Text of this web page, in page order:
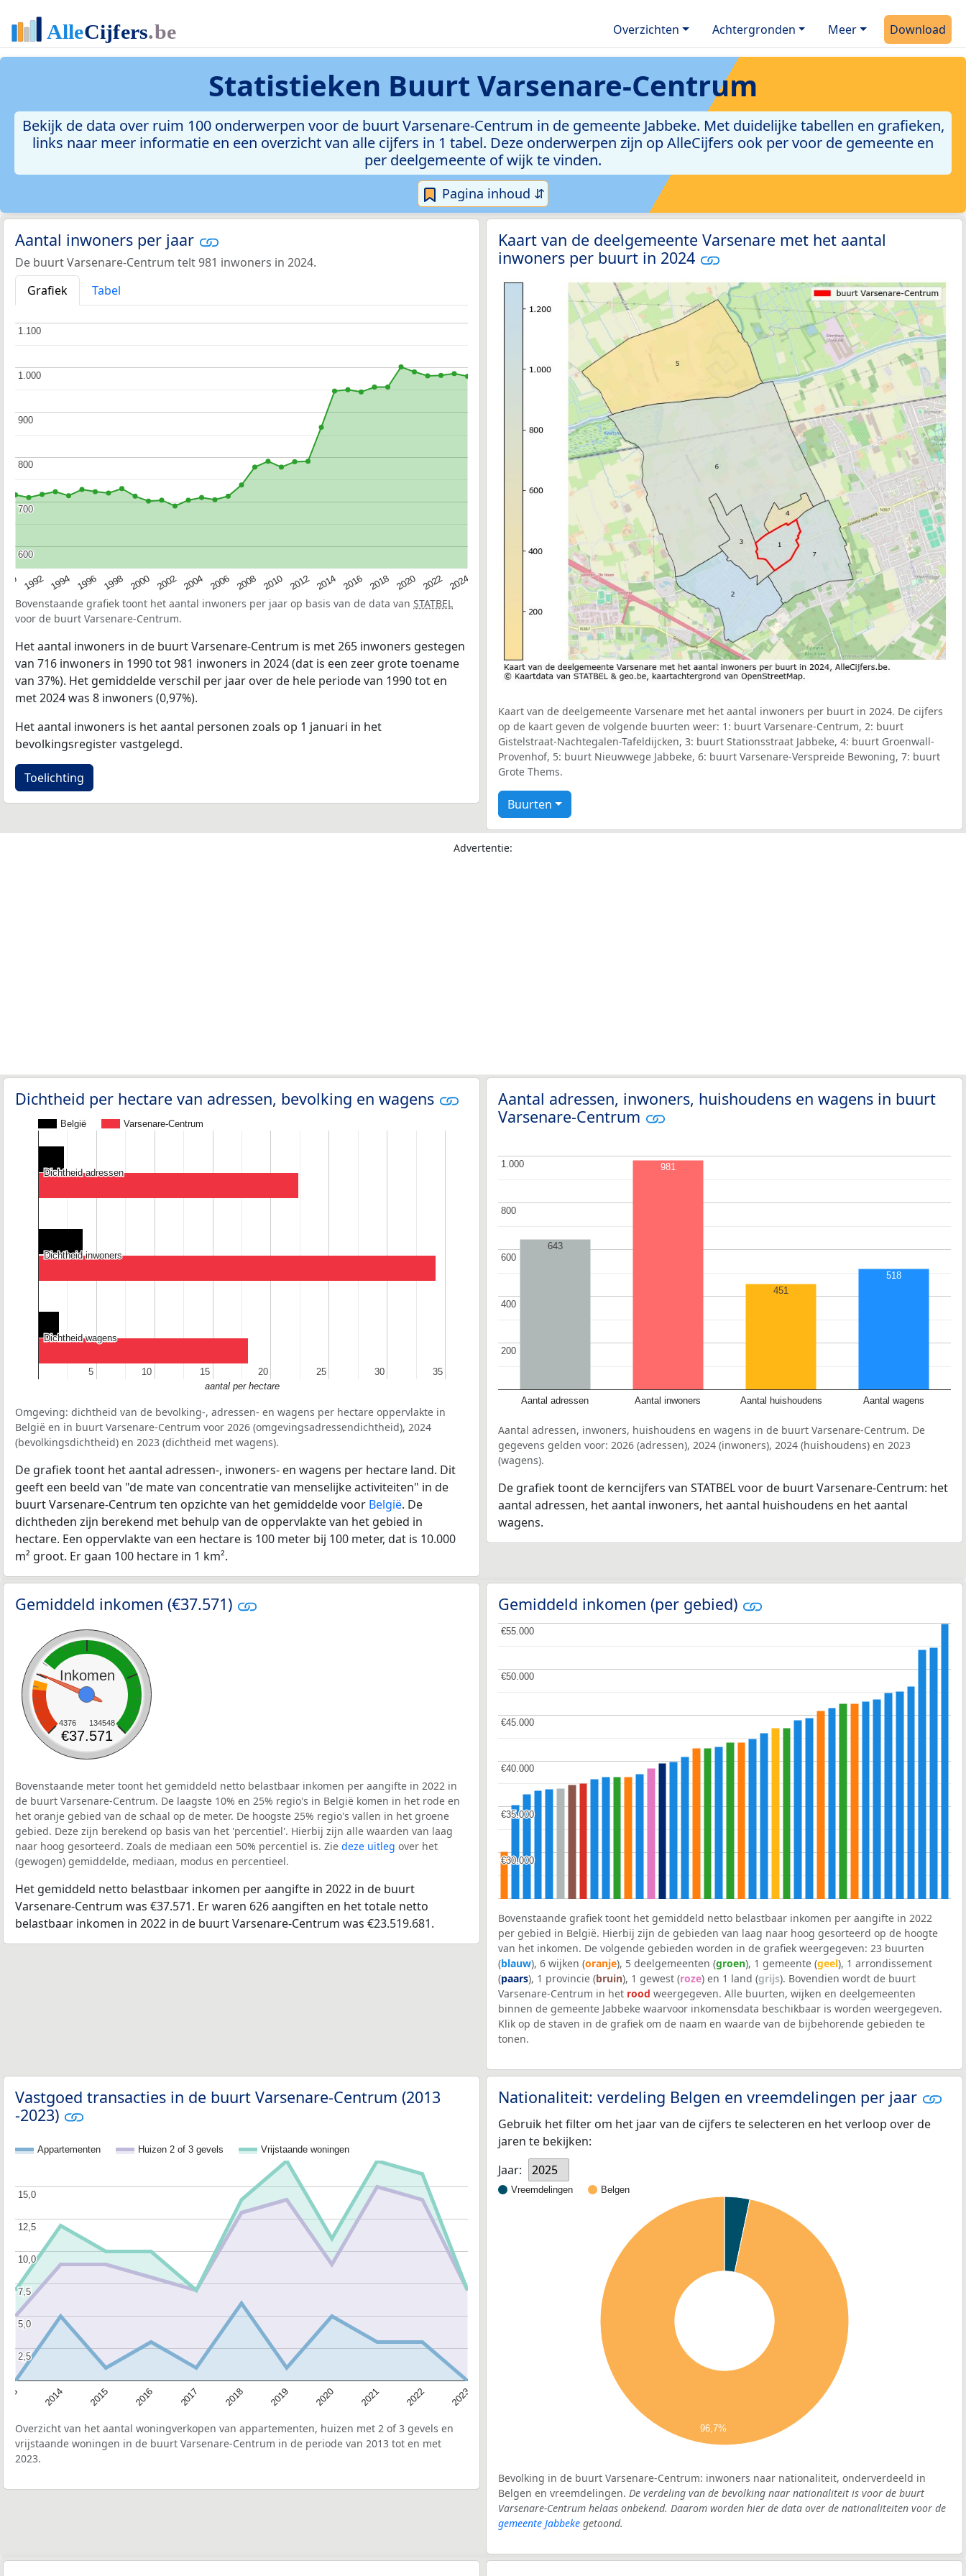
Overzichten Achtergronden Meer Download
Statistieken Buurt Varsenare-Centrum
Bekijk de data over ruim 100 onderwerpen voor de buurt Varsenare-Centrum in de gemeente Jabbeke. Met duidelijke tabellen en grafieken,
links naar meer informatie en een overzicht van alle cijfers in 1 tabel. Deze onderwerpen zijn op AlleCijfers ook per voor de gemeente en
per deelgemeente of wijk te vinden.
Pagina inhoud ⇵
Aantal inwoners per jaar
De buurt Varsenare-Centrum telt 981 inwoners in 2024.
Grafiek
Tabel
1992 1994 1996 1998 2000 2002 2004 2006 2008 2010 2012 2014 2016 2018 2020 2022 2024
600
600
700
700
800
800
900
900
1.000
1.000
1.100
1.100
Bovenstaande grafiek toont het aantal inwoners per jaar op basis van de data van STATBEL
voor de buurt Varsenare-Centrum.
Het aantal inwoners in de buurt Varsenare-Centrum is met 265 inwoners gestegen
van 716 inwoners in 1990 tot 981 inwoners in 2024 (dat is een zeer grote toename
van 37%). Het gemiddelde verschil per jaar over de hele periode van 1990 tot en
met 2024 was 8 inwoners (0,97%).
Het aantal inwoners is het aantal personen zoals op 1 januari in het
bevolkingsregister vastgelegd.
Toelichting
Kaart van de deelgemeente Varsenare met het aantal
inwoners per buurt in 2024
Kaart van de deelgemeente Varsenare met het aantal inwoners per buurt in 2024. De cijfers
op de kaart geven de volgende buurten weer: 1: buurt Varsenare-Centrum, 2: buurt
Gistelstraat-Nachtegalen-Tafeldijcken, 3: buurt Stationsstraat Jabbeke, 4: buurt Groenwall-
Provenhof, 5: buurt Nieuwwege Jabbeke, 6: buurt Varsenare-Verspreide Bewoning, 7: buurt
Grote Thems.
Buurten
Advertentie:
Dichtheid per hectare van adressen, bevolking en wagens
België Varsenare-Centrum
5
5 10
10 15
15 20
20 25
25 30
30 35
35
Dichtheid adressen
Dichtheid adressen
Dichtheid inwoners
Dichtheid inwoners
Dichtheid wagens
Dichtheid wagens
aantal per hectare
Omgeving: dichtheid van de bevolking-, adressen- en wagens per hectare oppervlakte in
België en in buurt Varsenare-Centrum voor 2026 (omgevingsadressendichtheid), 2024
(bevolkingsdichtheid) en 2023 (dichtheid met wagens).
De grafiek toont het aantal adressen-, inwoners- en wagens per hectare land. Dit
geeft een beeld van "de mate van concentratie van menselijke activiteiten" in de
buurt Varsenare-Centrum ten opzichte van het gemiddelde voor België. De
dichtheden zijn berekend met behulp van de oppervlakte van het gebied in
hectare. Een oppervlakte van een hectare is 100 meter bij 100 meter, dat is 10.000
m² groot. Er gaan 100 hectare in 1 km².
Aantal adressen, inwoners, huishoudens en wagens in buurt
Varsenare-Centrum
Aantal adressen Aantal inwoners Aantal huishoudens Aantal wagens
200
200
400
400
600
600
800
800
1.000
1.000
643
981
451
518
Aantal adressen, inwoners, huishoudens en wagens in de buurt Varsenare-Centrum. De
gegevens gelden voor: 2026 (adressen), 2024 (inwoners), 2024 (huishoudens) en 2023
(wagens).
De grafiek toont de kerncijfers van STATBEL voor de buurt Varsenare-Centrum: het
aantal adressen, het aantal inwoners, het aantal huishoudens en het aantal
wagens.
Gemiddeld inkomen (€37.571)
Inkomen
4376 134548
€37.571
Bovenstaande meter toont het gemiddeld netto belastbaar inkomen per aangifte in 2022 in
de buurt Varsenare-Centrum. De laagste 10% en 25% regio's in België komen in het rode en
het oranje gebied van de schaal op de meter. De hoogste 25% regio's vallen in het groene
gebied. Deze zijn berekend op basis van het 'percentiel'. Hierbij zijn alle waarden van laag
naar hoog gesorteerd. Zoals de mediaan een 50% percentiel is. Zie deze uitleg over het
(gewogen) gemiddelde, mediaan, modus en percentieel.
Het gemiddeld netto belastbaar inkomen per aangifte in 2022 in de buurt
Varsenare-Centrum was €37.571. Er waren 626 aangiften en het totale netto
belastbaar inkomen in 2022 in de buurt Varsenare-Centrum was €23.519.681.
Gemiddeld inkomen (per gebied)
€30.000
€30.000
€35.000
€35.000
€40.000
€40.000
€45.000
€45.000
€50.000
€50.000
€55.000
€55.000
Bovenstaande grafiek toont het gemiddeld netto belastbaar inkomen per aangifte in 2022
per gebied in België. Hierbij zijn de gebieden van laag naar hoog gesorteerd op de hoogte
van het inkomen. De volgende gebieden worden in de grafiek weergegeven: 23 buurten
(blauw), 6 wijken (oranje), 5 deelgemeenten (groen), 1 gemeente (geel), 1 arrondissement
(paars), 1 provincie (bruin), 1 gewest (roze) en 1 land (grijs). Bovendien wordt de buurt
Varsenare-Centrum in het rood weergegeven. Alle buurten, wijken en deelgemeenten
binnen de gemeente Jabbeke waarvoor inkomensdata beschikbaar is worden weergegeven.
Klik op de staven in de grafiek om de naam en waarde van de bijbehorende gebieden te
tonen.
Vastgoed transacties in de buurt Varsenare-Centrum (2013
-2023)
Appartementen Huizen 2 of 3 gevels Vrijstaande woningen
2014 2015 2016 2017 2018 2019 2020 2021 2022 2023
2,5
2,5
5,0
5,0
7,5
7,5
10,0
10,0
12,5
12,5
15,0
15,0
Overzicht van het aantal woningverkopen van appartementen, huizen met 2 of 3 gevels en
vrijstaande woningen in de buurt Varsenare-Centrum in de periode van 2013 tot en met
2023.
Nationaliteit: verdeling Belgen en vreemdelingen per jaar
Gebruik het filter om het jaar van de cijfers te selecteren en het verloop over de
jaren te bekijken:
Jaar:
2025
Vreemdelingen Belgen
96,7%
Bevolking in de buurt Varsenare-Centrum: inwoners naar nationaliteit, onderverdeeld in
Belgen en vreemdelingen. De verdeling van de bevolking naar nationaliteit is voor de buurt
Varsenare-Centrum helaas onbekend. Daarom worden hier de data over de nationaliteiten voor de
gemeente Jabbeke getoond.